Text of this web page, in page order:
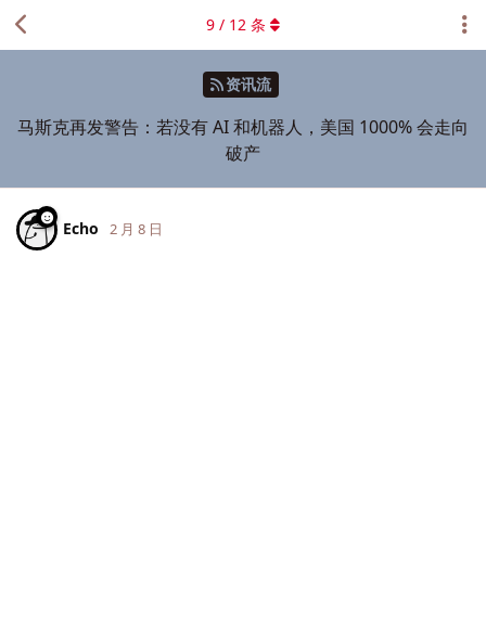
资讯流
马斯克再发警告：若没有 AI 和机器人，美国 1000% 会走向
破产
9 / 12 条
Echo 2 月 8 日